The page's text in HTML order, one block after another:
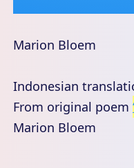
Marion Bloem
Indonesian
From original poem
Marion Bloem